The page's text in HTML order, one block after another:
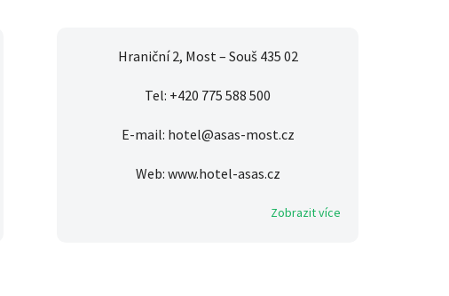
Hraniční 2, Most – Souš 435 02
Tel: +420 775 588 500
E-mail: hotel@asas-most.cz
Web: www.hotel-asas.cz
Zobrazit více